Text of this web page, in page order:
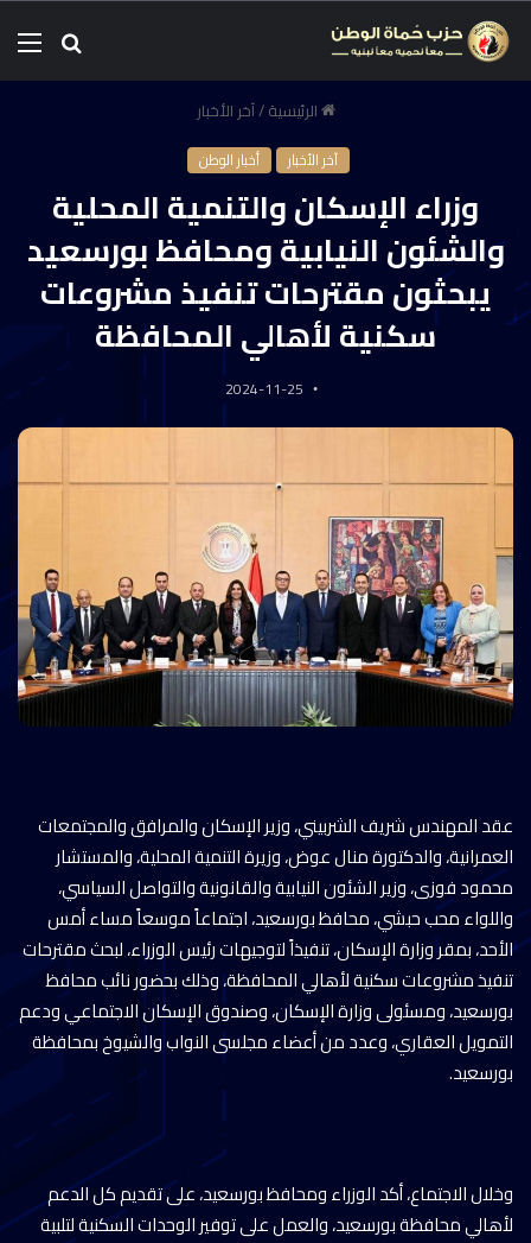
الرئيسية/آخر الأخبار
آخر الأخبار أخبار الوطن
وزراء الإسكان والتنمية المحلية
والشئون النيابية ومحافظ بورسعيد
يبحثون مقترحات تنفيذ مشروعات
سكنية لأهالي المحافظة
2024-11-25
عقد المهندس شريف الشربيني، وزير الإسكان والمرافق والمجتمعات
العمرانية، والدكتورة منال عوض، وزيرة التنمية المحلية، والمستشار
محمود فوزى، وزير الشئون النيابية والقانونية والتواصل السياسي،
واللواء محب حبشي، محافظ بورسعيد، اجتماعاً موسعاً مساء أمس
الأحد، بمقر وزارة الإسكان، تنفيذاً لتوجيهات رئيس الوزراء، لبحث مقترحات
تنفيذ مشروعات سكنية لأهالي المحافظة، وذلك بحضور نائب محافظ
بورسعيد، ومسئولى وزارة الإسكان، وصندوق الإسكان الاجتماعي ودعم
التمويل العقاري، وعدد من أعضاء مجلسى النواب والشيوخ بمحافظة
بورسعيد.
وخلال الاجتماع، أكد الوزراء ومحافظ بورسعيد، على تقديم كل الدعم
لأهالي محافظة بورسعيد، والعمل على توفير الوحدات السكنية لتلبية